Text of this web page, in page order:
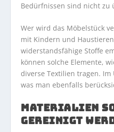
Bedürfnissen sind nicht zu
Wer wird das Möbelstück
mit Kindern und
widerstandsfähige Stoffe
können solche Elemente,
diverse Textilien tragen.
was man ebenfalls
MATERIALIEN
GEREINIGT